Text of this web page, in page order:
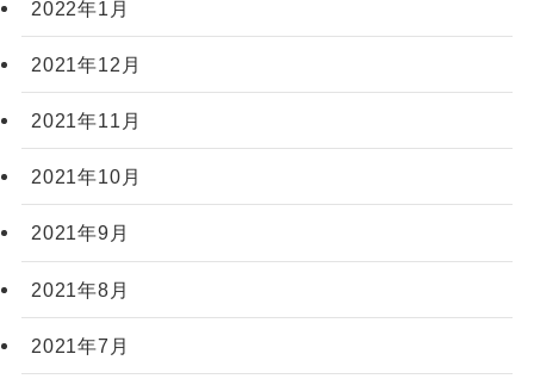
2022年1月
2021年12月
2021年11月
2021年10月
2021年9月
2021年8月
2021年7月